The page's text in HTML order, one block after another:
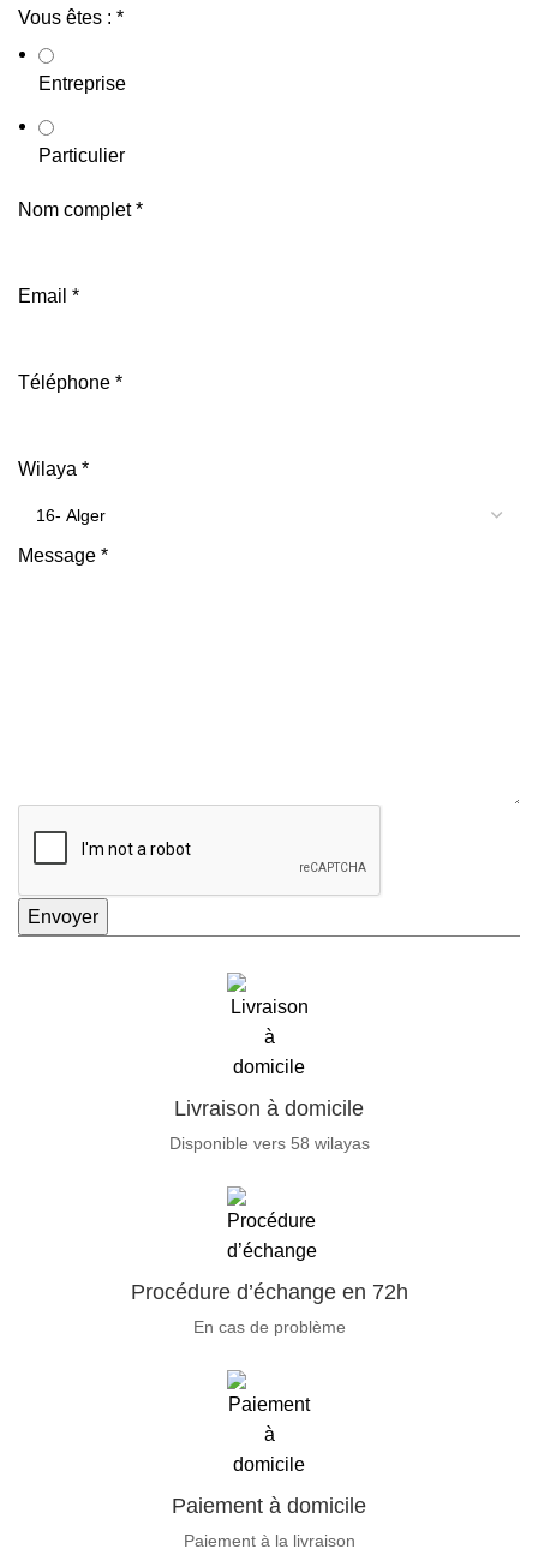
Vous êtes : *
Entreprise
Particulier
Nom complet*
Email *
Téléphone *
Wilaya *
Message *
Envoyer
Livraison à domicile
Disponible vers 58 wilayas
Procédure d’échange en 72h
En cas de problème
Paiement à domicile
Paiement à la livraison